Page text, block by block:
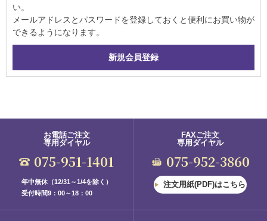
い。
メールアドレスとパスワードを登録しておくと便利にお買い物が
できるようになります。
お電話ご注文
専用ダイヤル
075-951-1401
年中無休（12/31～1/4を除く）
受付時間9：00～18：00
FAXご注文
専用ダイヤル
075-952-3860
注文用紙(PDF)はこちら